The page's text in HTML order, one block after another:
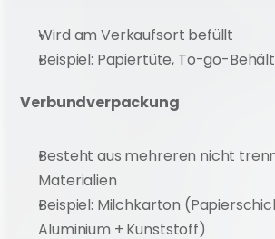
Wird am Verkaufsort befüllt
Beispiel: Papiertüte, To-go-
Verbundverpackung
Besteht aus mehreren nicht
Materialien
Beispiel: Milchkarton
Aluminium + Kunststoff)